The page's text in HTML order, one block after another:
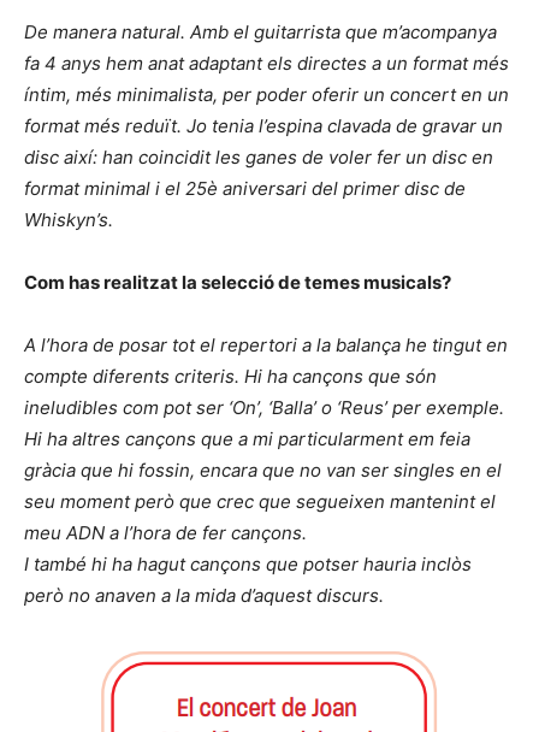
De manera natural. Amb el guitarrista que m’acompanya
fa 4 anys hem anat adaptant els directes a un format més
íntim, més minimalista, per poder oferir un concert en un
format més reduït. Jo tenia l’espina clavada de gravar un
disc així: han coincidit les ganes de voler fer un disc en
format minimal i el 25è aniversari del primer disc de
Whiskyn’s.
Com has realitzat la selecció de temes musicals?
A l’hora de posar tot el repertori a la balança he tingut en
compte diferents criteris. Hi ha cançons que són
ineludibles com pot ser ‘On’, ‘Balla’ o ‘Reus’ per exemple.
Hi ha altres cançons que a mi particularment em feia
gràcia que hi fossin, encara que no van ser singles en el
seu moment però que crec que segueixen mantenint el
meu ADN a l’hora de fer cançons.
I també hi ha hagut cançons que potser hauria inclòs
però no anaven a la mida d’aquest discurs.